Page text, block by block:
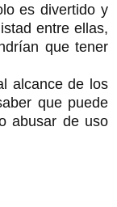
es divertido y
entre ellas,
que tener
alcance de los
que puede
abusar de uso